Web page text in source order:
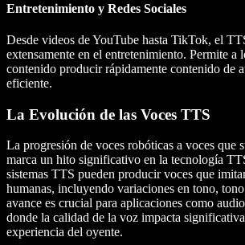
Entretenimiento y Redes Sociales
Desde videos de YouTube hasta TikTok, el
extensamente en el entretenimiento. Permite a
contenido producir rápidamente contenido de
eficiente.
La Evolución de las Voces TTS
La progresión de voces robóticas a voces que
marca un hito significativo en la tecnología
sistemas TTS pueden producir voces que
humanas, incluyendo variaciones en tono,
avance es crucial para aplicaciones como
donde la calidad de la voz impacta
experiencia del oyente.